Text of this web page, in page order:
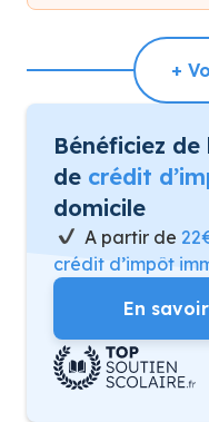
+
Bénéficiez
de crédit
domicile
A partir de
crédit d’impôt
En